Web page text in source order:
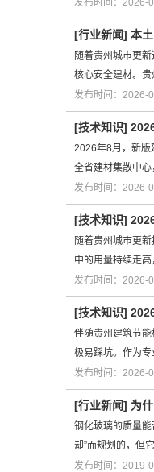
发布时间：2026-
[行业新闻] 本
随着贵州城市更
核心安全建材。
发布时间：2026-
[技术知识]
2026年8月，新版
全省建材集散中
发布时间：2026-
[技术知识]
随着贵州城市更
中的用量持续走高
发布时间：2026-
[技术知识]
伴随贵州建筑节
极易踩坑。作为
发布时间：2026-
[行业新闻] 为
钢化玻璃的质量
却”而规划的，但
发布时间：2019-